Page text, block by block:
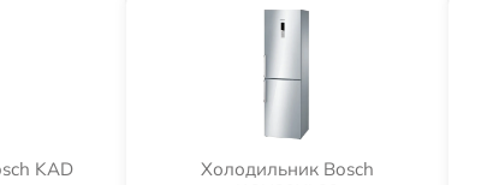
KAD
Холодильник Bosch